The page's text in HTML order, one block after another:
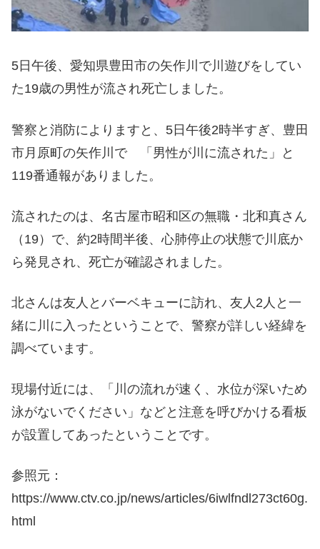
5日午後、愛知県豊田市の矢作川で川遊びをしてい
た19歳の男性が流され死亡しました。
警察と消防によりますと、5日午後2時半すぎ、豊田
市月原町の矢作川で 「男性が川に流された」と
119番通報がありました。
流されたのは、名古屋市昭和区の無職・北和真さん
（19）で、約2時間半後、心肺停止の状態で川底か
ら発見され、死亡が確認されました。
北さんは友人とバーベキューに訪れ、友人2人と一
緒に川に入ったということで、警察が詳しい経緯を
調べています。
現場付近には、「川の流れが速く、水位が深いため
泳がないでください」などと注意を呼びかける看板
が設置してあったということです。
参照元：
https://www.ctv.co.jp/news/articles/6iwlfndl273ct60g.
html